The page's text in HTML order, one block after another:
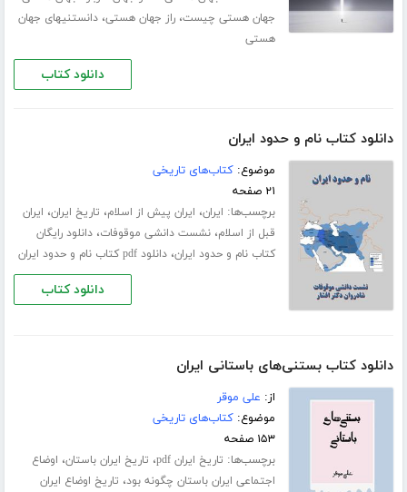
جهان هستی چیست،راز جهان هستی،دانستنیهای جهان
هستی
دانلود کتاب
دانلود کتاب نام و حدود ایران
موضوع:کتاب‌های تاریخی
۲۱ صفحه
برچسب‌ها: ایران، ایران پیش از اسلام، تاریخ ایران، ایران
قبل از اسلام،نشست دانشی موقوفات،دانلود رایگان
کتاب نام و حدود ایران،دانلود pdf کتاب نام و حدود ایران
دانلود کتاب
دانلود کتاب بستنی‌های باستانی ایران
از: علی موقر
موضوع:کتاب‌های تاریخی
۱۵۳ صفحه
برچسب‌ها: تاریخ ایران pdf ، تاریخ ایران باستان، اوضاع
اجتماعی ایران باستان چگونه بود، تاریخ اوضاع ایران